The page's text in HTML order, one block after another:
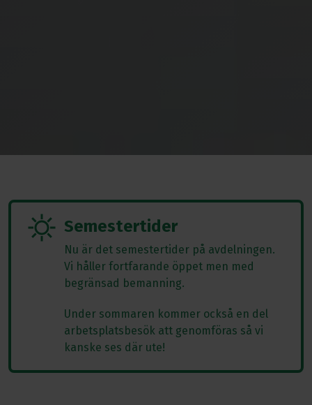
Semestertider
Nu är det semestertider på avdelningen.
Vi håller fortfarande öppet men med
begränsad bemanning.
Under sommaren kommer också en del
arbetsplatsbesök att genomföras så vi
kanske ses där ute!